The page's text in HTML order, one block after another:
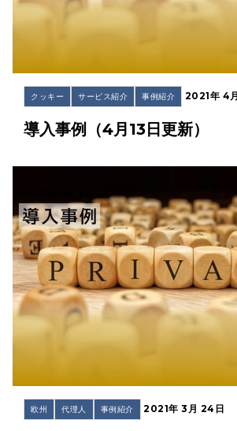
クッキー サービス紹介 事例紹介 2021年 4
導入事例（4月13日更新）
欧州 代理人 事例紹介 2021年 3月 24日